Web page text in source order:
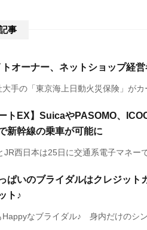
事
トオーナー、ネットショップ経
手の「東京海上日動火災保険」が
ートEX】SuicaやPASOMO、
新幹線の乗車が可能に
JR西日本は25日に交通系電子マネー
ぱいのブライダルはクレジット
ト♪
Happyなブライダル♪ 身内だけのシ